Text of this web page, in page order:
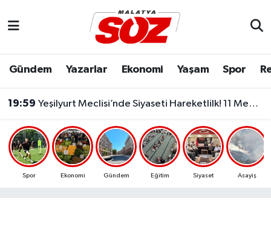
Gündem Yazarlar Ekonomi Yaşam Spor
19:59 Yeşilyurt Meclisi’nde Siyaseti Hareketlilk! 11 Meclis Üyesi Yeni Parti’ye Katıldı..
Spor Ekonomi Gündem Eğitim Siyaset Asayiş
Dünya
Eğitim
Ekonomi
Malatya Nöbetçi Eczaneler
Malatya Namaz Vakitleri
Malatya Trafik Yoğunluk Haritası
Süper Lig Puan Durumu ve Fikstür